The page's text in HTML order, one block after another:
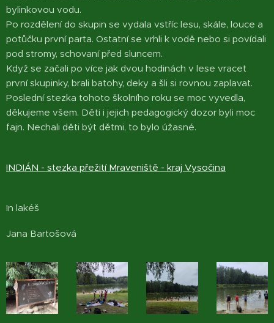
bylinkovou vodu.
Po rozdělení do skupin se vydala vstříc lesu, skále, louce a
potůčku první parta. Ostatní se vrhli k vodě nebo si povídali
pod stromy, schovaní před sluncem.
Když se začali po více jak dvou hodinách v lese vracet
první skupinky, brali batohy, deky a šli si rovnou zaplavat.
Poslední stezka tohoto školního roku se moc vyvedla,
děkujeme všem. Děti i jejich pedagogický dozor byli moc
fajn. Nechali děti být dětmi, to bylo úžasné.
INDIÁN - stezka přežití Mraveniště - kraj Vysočina
In lakéš
Jana Bartošová